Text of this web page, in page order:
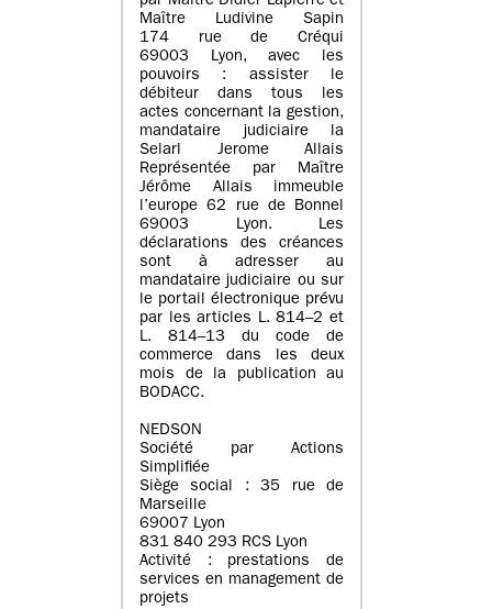
Maître Ludivine Sapin
174 rue de Créqui
69003 Lyon, avec les
pouvoirs : assister le
débiteur dans tous les
actes concernant la gestion,
mandataire judiciaire la
Selarl Jerome Allais
Représentée par Maître
Jérôme Allais immeuble
l’europe 62 rue de Bonnel
69003 Lyon. Les
déclarations des créances
sont à adresser au
mandataire judiciaire ou sur
le portail électronique prévu
par les articles L. 814–2 et
L. 814–13 du code de
commerce dans les deux
mois de la publication au
BODACC.
NEDSON
Société par Actions
Simplifiée
Siège social : 35 rue de
Marseille
69007 Lyon
831 840 293 RCS Lyon
Activité : prestations de
services en management de
projets